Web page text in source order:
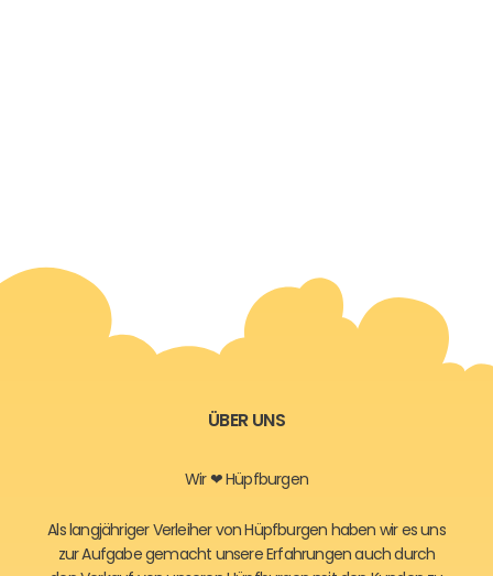
ÜBER UNS
Wir ❤ Hüpfburgen
Als langjähriger Verleiher von Hüpfburgen haben wir es uns
zur Aufgabe gemacht unsere Erfahrungen auch durch